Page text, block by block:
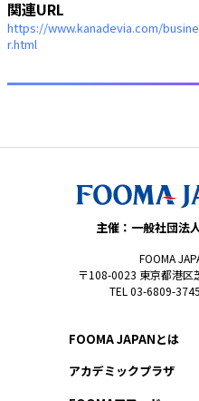
関連URL
https://www.kanadevia.com/
r.html
主催：一般社団法
FOOMA
〒108-0023 東京都港
TEL 03-6809-
FOOMA JAPANとは
アカデミックプラザ